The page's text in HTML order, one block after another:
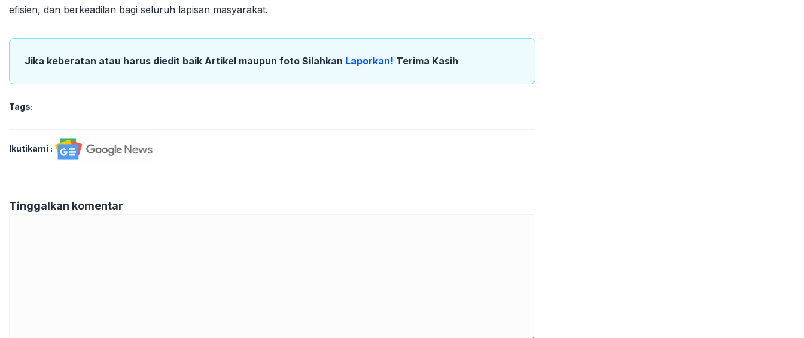
efisien, dan berkeadilan bagi seluruh lapisan masyarakat.
Jika keberatan atau harus diedit baik Artikel maupun foto Silahkan Laporkan! Terima Kasih
Tags:
Ikutikami :
Tinggalkan komentar